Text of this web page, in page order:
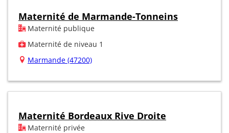
Maternité de Marmande-Tonneins
Maternité publique
Maternité de niveau 1
Marmande (47200)
Maternité Bordeaux Rive Droite
Maternité privée